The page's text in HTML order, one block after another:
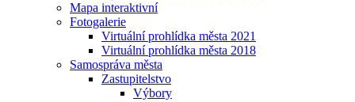
Mapa interaktivní
Fotogalerie
Virtuální prohlídka města 2021
Virtuální prohlídka města 2018
Samospráva města
Zastupitelstvo
Výbory